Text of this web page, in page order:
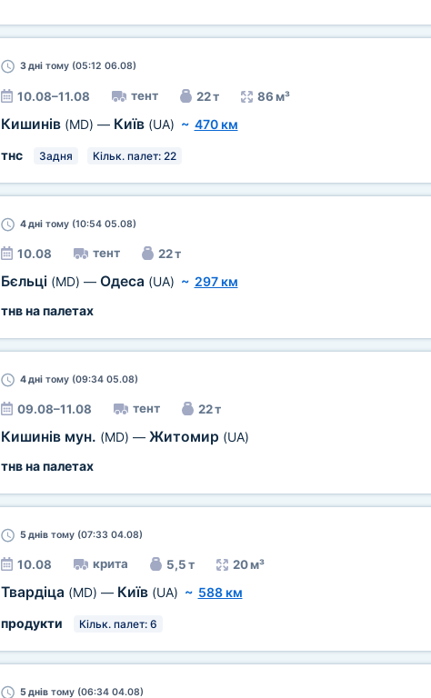
3 днітому (05:12 06.08)
10.08–11.08 тент 22 т 86 м³
Кишинів (MD) — Київ (UA) ~ 470 км
тнс
Задня Кільк. палет: 22
4 днітому (10:54 05.08)
10.08 тент 22 т
Бєльці (MD) — Одеса (UA) ~ 297 км
тнв на палетах
4 днітому (09:34 05.08)
09.08–11.08 тент 22 т
Кишинів мун. (MD) — Житомир (UA)
тнв на палетах
5 днівтому (07:33 04.08)
10.08 крита 5,5 т 20 м³
Твардіца (MD) — Київ (UA) ~ 588 км
продукти
Кільк. палет: 6
5 днівтому (06:34 04.08)